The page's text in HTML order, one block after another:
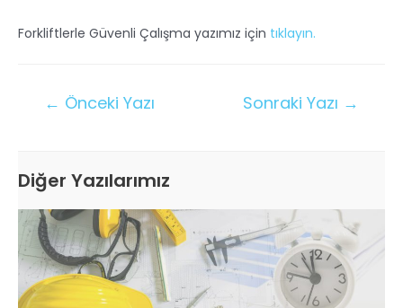
Forkliftlerle Güvenli Çalışma yazımız için tıklayın.
← Önceki Yazı Sonraki Yazı →
Diğer Yazılarımız